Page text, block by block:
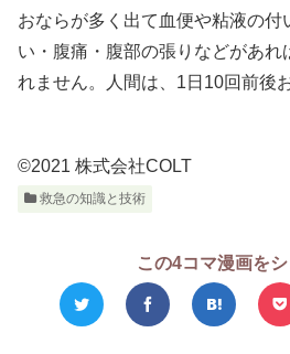
おならが多く出て血便や粘液の付
い・腹痛・腹部の張りなどがあれ
れません。人間は、1日10回前後
©2021 株式会社COLT
救急の知識と技術
この4コマ漫画を